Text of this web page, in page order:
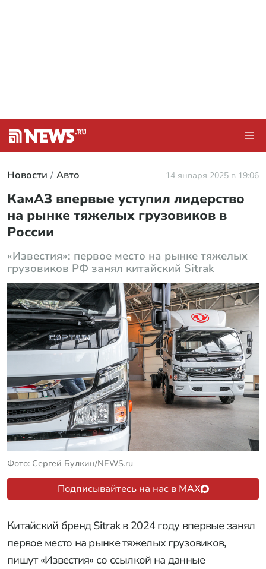
Новости Авто 14 января 2025 в 19:06
КамАЗ впервые уступил лидерство
на рынке тяжелых грузовиков в
России
«Известия»: первое место на рынке тяжелых
грузовиков РФ занял китайский Sitrak
Фото: Сергей Булкин/NEWS.ru
Подписывайтесь на нас в MAX
Китайский бренд Sitrak в 2024 году впервые занял
первое место на рынке тяжелых грузовиков,
пишут «Известия» со ссылкой на данные